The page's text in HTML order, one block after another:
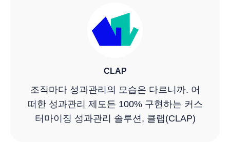
CLAP
조직마다 성과관리의 모습은 다르니까. 어
떠한 성과관리 제도든 100% 구현하는 커스
터마이징 성과관리 솔루션, 클랩(CLAP)